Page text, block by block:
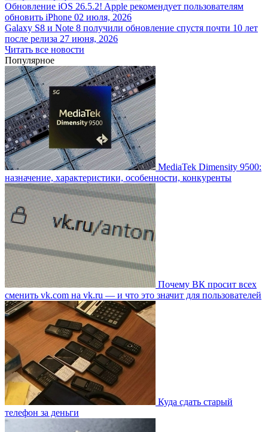
Обновление iOS 26.5.2! Apple рекомендует пользователям
обновить iPhone 02 июля, 2026
Galaxy S8 и Note 8 получили обновление спустя почти 10 лет
после релиза 27 июня, 2026
Читать все новости
Популярное
MediaTek Dimensity 9500:
назначение, характеристики, особенности, конкуренты
Почему ВК просит всех
сменить vk.com на vk.ru — и что это значит для пользователей
Куда сдать старый
телефон за деньги